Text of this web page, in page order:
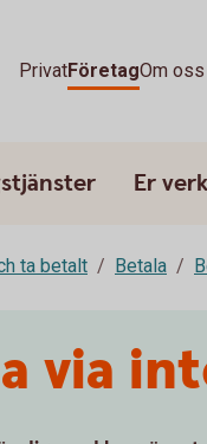
PrivatFöretagOm oss
Er
ta betalt Betala
via